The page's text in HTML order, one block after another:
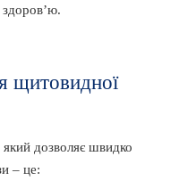
щитовидної
дозволяє швидко
– це: